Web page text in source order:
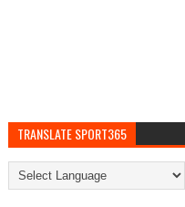
TRANSLATE SPORT365